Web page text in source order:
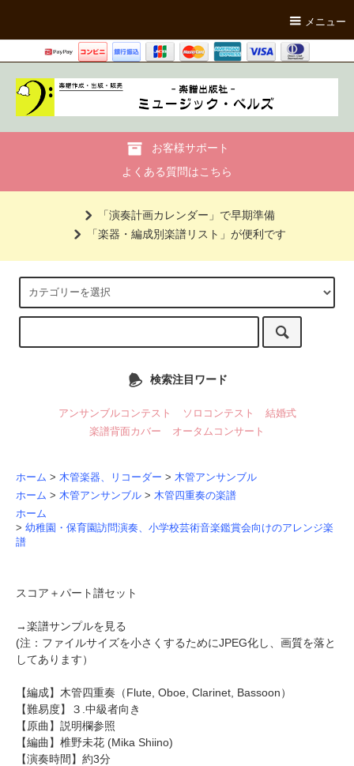
メニュー
お客様サポート
よくある質問はこちら
「演奏計画カレンダー」で早期準備
「楽器・編成別楽譜リスト」が便利です
検索注目ワード
アンサンブルコンテスト ソロコンテスト
結婚式
楽譜背面カバー
オータムコンサート
ホーム > 木管楽器、リコーダー > 木管アンサンブル
ホーム > 木管アンサンブル > 木管四重奏の楽譜
ホーム
> 幼稚園・保育園訪問演奏、小学校芸術音楽鑑賞会向けのアレンジ楽
譜
スコア＋パート譜セット
→楽譜サンプルを見る
(注：ファイルサイズを小さくするためにJPEG化し、画質を落と
してあります）
【編成】 木管四重奏 （Flute, Oboe, Clarinet, Bassoon）
【難易度】３.中級者向き
【原曲】説明欄参照
【編曲】 椎野未花 (Mika Shiino)
【演奏時間】約3分